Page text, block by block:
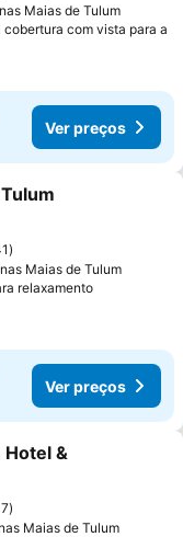
Maias de Tulum
cobertura com vista para a
Ver preços
aos favoritos
Maias de Tulum
relaxamento
Ver preços
aos favoritos
Hotel &
Maias de Tulum